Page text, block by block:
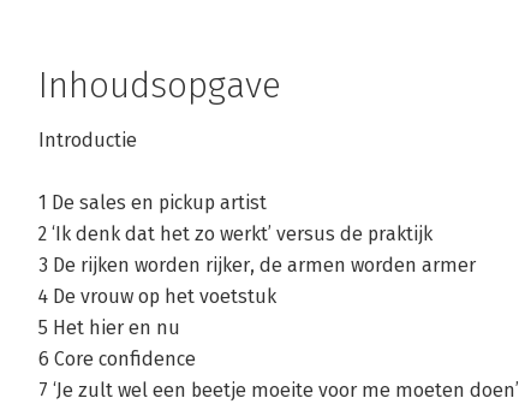
Inhoudsopgave
Introductie
1 De sales en pickup artist
2 ‘Ik denk dat het zo werkt’ versus de praktijk
3 De rijken worden rijker, de armen worden armer
4 De vrouw op het voetstuk
5 Het hier en nu
6 Core confidence
7 ‘Je zult wel een beetje moeite voor me moeten doen’